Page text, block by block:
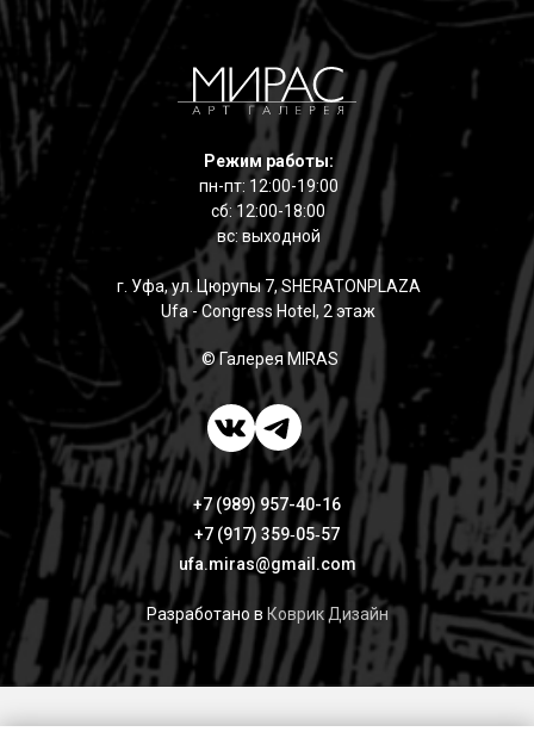
Режим работы:
пн-пт: 12:00-19:00
сб: 12:00-18:00
вс: выходной
г. Уфа, ул. Цюрупы 7, SHERATONPLAZA
Ufa - Congress Hotel, 2 этаж
© Галерея MIRAS
Разработано в Коврик Дизайн
+7 (989) 957-40-16
+7 (917) 359‑05‑57
ufa.miras@gmail.com